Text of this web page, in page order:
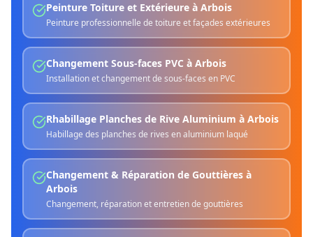
Peinture Toiture et Extérieure à Arbois
Peinture professionnelle de toiture et façades extérieures
Changement Sous-faces PVC à Arbois
Installation et changement de sous-faces en PVC
Rhabillage Planches de Rive Aluminium à Arbois
Habillage des planches de rives en aluminium laqué
Changement & Réparation de Gouttières à
Arbois
Changement, réparation et entretien de gouttières